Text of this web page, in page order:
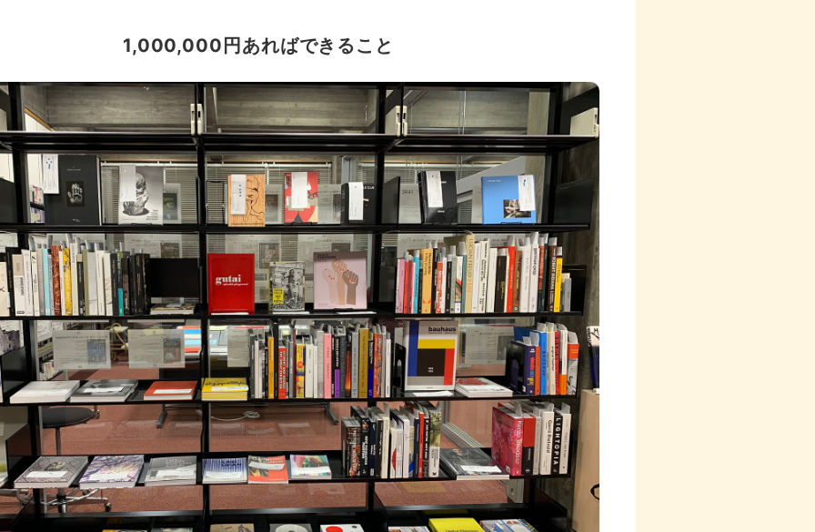
1,000,000円あればできること